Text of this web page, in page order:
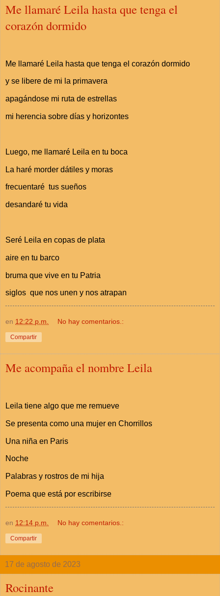
Me llamaré Leila hasta que tenga el
corazón dormido
Me llamaré Leila hasta que tenga el corazón dormido
y se libere de mi la primavera
apagándose mi ruta de estrellas
mi herencia sobre días y horizontes
Luego, me llamaré Leila en tu boca
La haré morder dátiles y moras
frecuentaré tus sueños
desandaré tu vida
Seré Leila en copas de plata
aire en tu barco
bruma que vive en tu Patria
siglos que nos unen y nos atrapan
en 12:22 p.m. No hay comentarios.:
Compartir
Me acompaña el nombre Leila
Leila tiene algo que me remueve
Se presenta como una mujer en Chorrillos
Una niña en Paris
Noche
Palabras y rostros de mi hija
Poema que está por escribirse
en 12:14 p.m. No hay comentarios.:
Compartir
17 de agosto de 2023
Rocinante